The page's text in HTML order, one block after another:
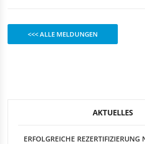
SEBAMID
zu den Produkten
Babywannen
DUSCHWANNEN
ARTIKEL A BIS Z
299 kleine Helfer
Kabelklemmbügel
<<< ALLE MELDUNGEN
AKTUELLES
ERFOLGREICHE